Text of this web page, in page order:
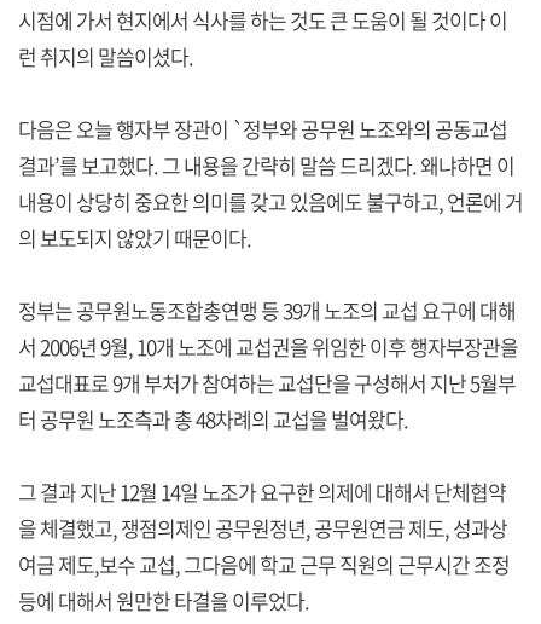
시점에 가서 현지에서 식사를 하는 것도 큰 도움이 될 것이다 이
런 취지의 말씀이셨다.
다음은 오늘 행자부 장관이 `정부와 공무원 노조와의 공동교섭
결과’를 보고했다. 그 내용을 간략히 말씀 드리겠다. 왜냐하면 이
내용이 상당히 중요한 의미를 갖고 있음에도 불구하고, 언론에 거
의 보도되지 않았기 때문이다.
정부는 공무원노동조합총연맹 등 39개 노조의 교섭 요구에 대해
서 2006년 9월, 10개 노조에 교섭권을 위임한 이후 행자부장관을
교섭대표로 9개 부처가 참여하는 교섭단을 구성해서 지난 5월부
터 공무원 노조측과 총 48차례의 교섭을 벌여왔다.
그 결과 지난 12월 14일 노조가 요구한 의제에 대해서 단체협약
을 체결했고, 쟁점의제인 공무원정년, 공무원연금 제도, 성과상
여금 제도,보수 교섭, 그다음에 학교 근무 직원의 근무시간 조정
등에 대해서 원만한 타결을 이루었다.